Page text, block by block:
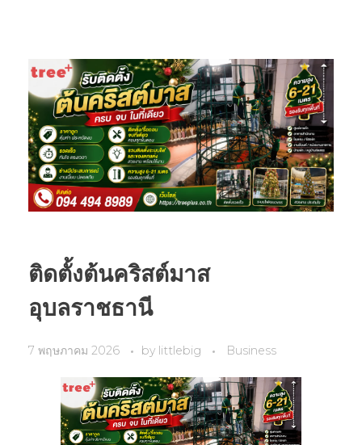
ติดตั้งต้นคริสต์มาส
อุบลราชธานี
7 พฤษภาคม 2026 by littlebig Business